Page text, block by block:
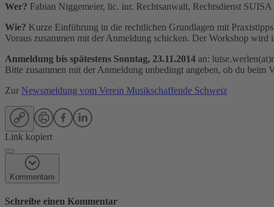
Wer? Fabian Niggemeier, lic. iur. Rechtsanwalt, Rechtsdienst
Wie? Kurze Einführung in die rechtlichen Grundlagen mit
Voraus zusammen mit der Anmeldung schicken. Der Workshop wird
Anmeldung bis spätestens Sonntag, 23.11.2014 an:
Bitte zusammen mit der Anmeldung unbedingt angeben, ob du
Zur Newsmeldung vom Verein Musikschaffende Schweiz
Link kopiert
Kommentare
Schreibe einen Kommentar